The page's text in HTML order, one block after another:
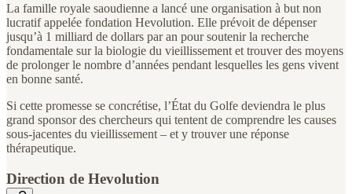
La famille royale saoudienne a lancé une organisation à but non
lucratif appelée fondation Hevolution. Elle prévoit de dépenser
jusqu’à 1 milliard de dollars par an pour soutenir la recherche
fondamentale sur la biologie du vieillissement et trouver des moyens
de prolonger le nombre d’années pendant lesquelles les gens vivent
en bonne santé.
Si cette promesse se concrétise, l’État du Golfe deviendra le plus
grand sponsor des chercheurs qui tentent de comprendre les causes
sous-jacentes du vieillissement – et y trouver une réponse
thérapeutique.
Direction de Hevolution